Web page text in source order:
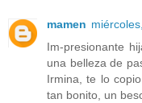
mamen
Im-presionante
una belleza de
Irmina, te lo
tan bonito, un